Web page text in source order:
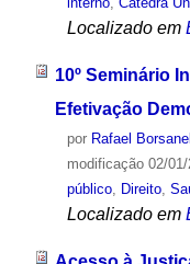
Localizado em
10º Seminário
Efetivação
por Rafael
modificação02/01/
público, Direito,
Localizado em